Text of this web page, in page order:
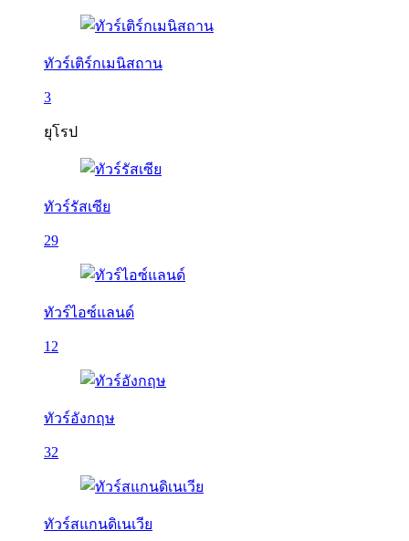
ทัวร์เติร์กเมนิสถาน
3
ยุโรป
ทัวร์รัสเซีย
29
ทัวร์ไอซ์แลนด์
12
ทัวร์อังกฤษ
32
ทัวร์สแกนดิเนเวีย